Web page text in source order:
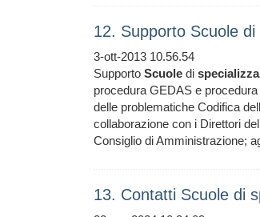
12. Supporto Scuole
3-ott-2013 10.56.54
Supporto Scuole di
procedura GEDAS e
delle problematiche Codifica
collaborazione con i Direttori
Consiglio di Amministrazione;
13. Contatti Scuole di